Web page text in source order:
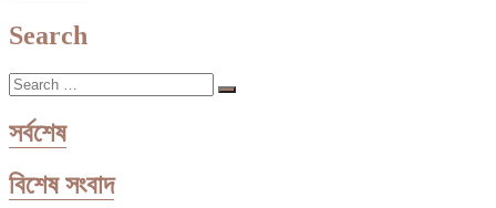
Search
Search
…
সর্বশেষ
বিশেষ সংবাদ